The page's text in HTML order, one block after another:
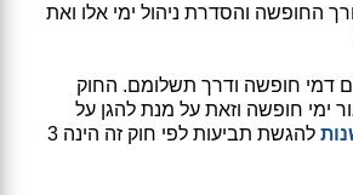
החופשה והסדרת ניהול ימי אלו ואת
דמי חופשה ודרך תשלומם. החוק
ימי חופשה וזאת על מנת להגן על
להגשת תביעות לפי חוק זה הינה 3